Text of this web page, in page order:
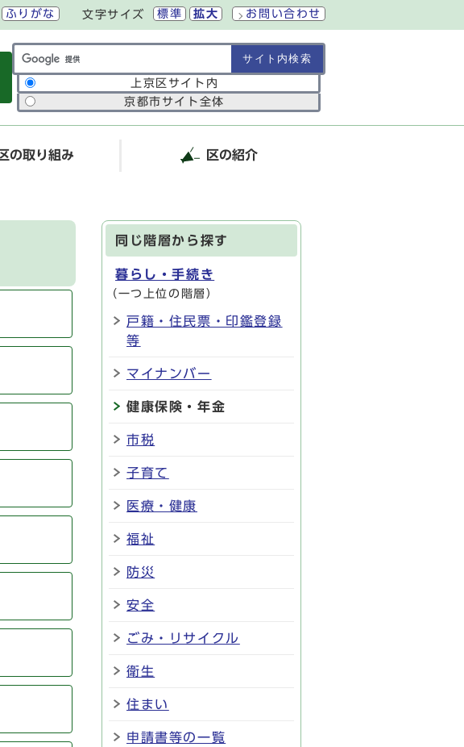
ふりがな 文字サイズ 標準 拡大 お問い合わせ
サイト内検索の範囲
上京区サイト内
京都市サイト全体
区の取り組み 区の紹介
同じ階層から探す
暮らし・手続き
（一つ上位の階層）
戸籍・住民票・印鑑登録
等
マイナンバー
健康保険・年金
市税
子育て
医療・健康
福祉
防災
安全
ごみ・リサイクル
衛生
住まい
申請書等の一覧